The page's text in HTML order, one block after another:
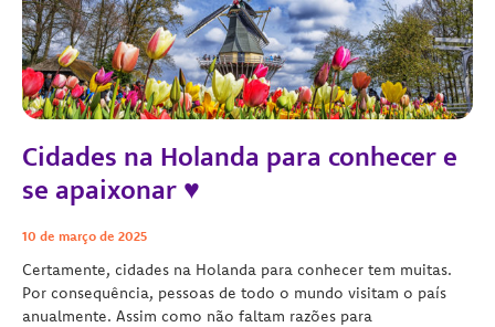
Cidades na Holanda para conhecer e
se apaixonar ♥
10 de março de 2025
Certamente, cidades na Holanda para conhecer tem muitas.
Por consequência, pessoas de todo o mundo visitam o país
anualmente. Assim como não faltam razões para